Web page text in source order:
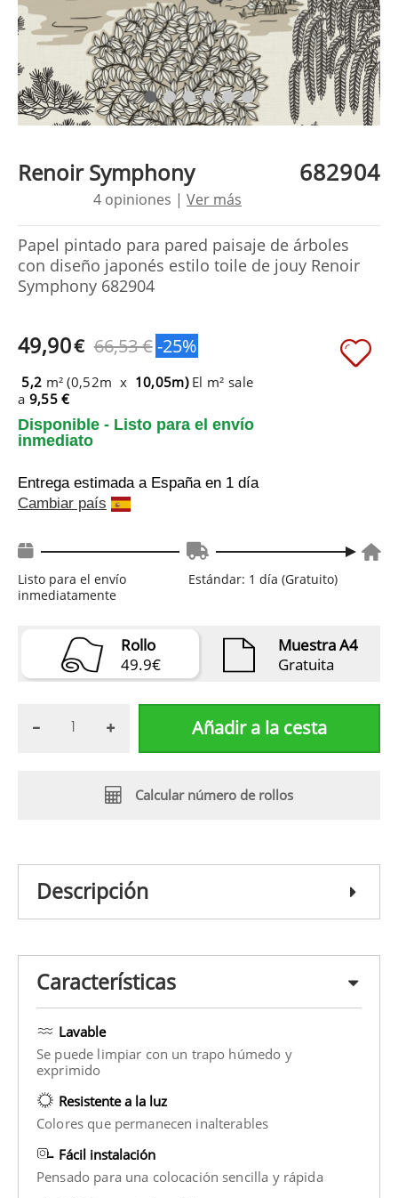
Renoir Symphony 682904
4 opiniones | Ver más
Papel pintado para pared paisaje de árboles
con diseño japonés estilo toile de jouy Renoir
Symphony 682904
49,90€ 66,53 €-25%
5,2 m² (0,52m x 10,05m) El m² sale
a 9,55 €
Disponible - Listo para el envío
inmediato
Entrega estimada a España en 1 día
Cambiar país
Listo para el envío
inmediatamente
Estándar: 1 día (Gratuito)
Rollo
49.9€
Muestra A4
Gratuita
Añadir a la cesta
Calcular número de rollos
Descripción
Características
Lavable
Se puede limpiar con un trapo húmedo y
exprimido
Resistente a la luz
Colores que permanecen inalterables
Fácil instalación
Pensado para una colocación sencilla y rápida